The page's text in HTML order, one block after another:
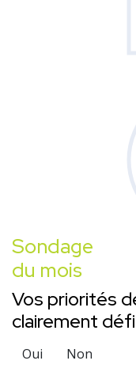
Sondage
du mois
Vos priorités
clairement
Oui
Non